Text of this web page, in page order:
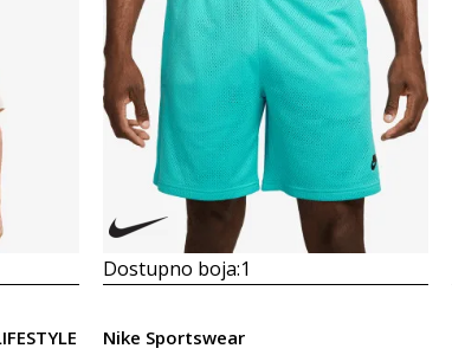
Dostupno boja:1
Nike Sportswear